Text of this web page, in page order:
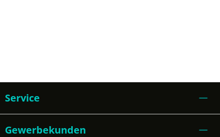
Service
Gewerbekunden